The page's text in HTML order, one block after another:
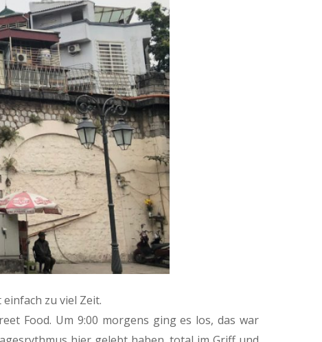
zu viel Zeit.
Food. Um 9:00 morgens ging es los, das war